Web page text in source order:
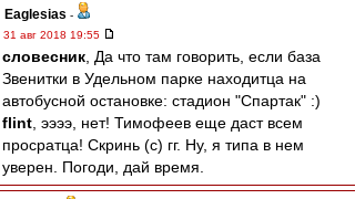
Eaglesias -
31 авг 2018 19:55
словесник , Да что там говорить, если база
Звенитки в Удельном парке находитца на
автобусной остановке: стадион "Спартак" :)
flint , ээээ, нет! Тимофеев еще даст всем
просратца! Скринь (с) гг. Ну, я типа в нем
уверен. Погоди, дай время.